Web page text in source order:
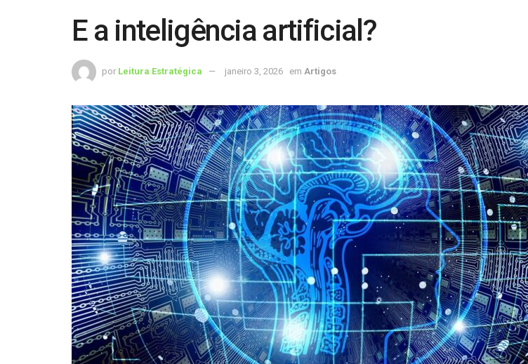
E a inteligência artificial?
por Leitura Estratégica janeiro 3, 2026 em Artigos